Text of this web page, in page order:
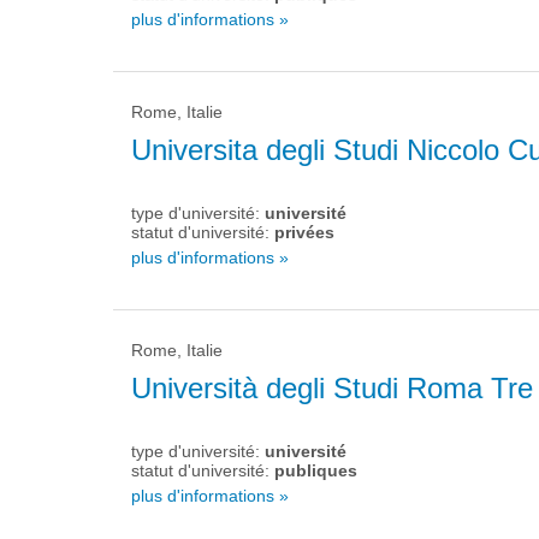
plus d'informations »
Rome, Italie
Universita degli Studi Niccolo
type d'université: université
statut d'université: privées
plus d'informations »
Rome, Italie
Università degli Studi Roma Tre
type d'université: université
statut d'université: publiques
plus d'informations »